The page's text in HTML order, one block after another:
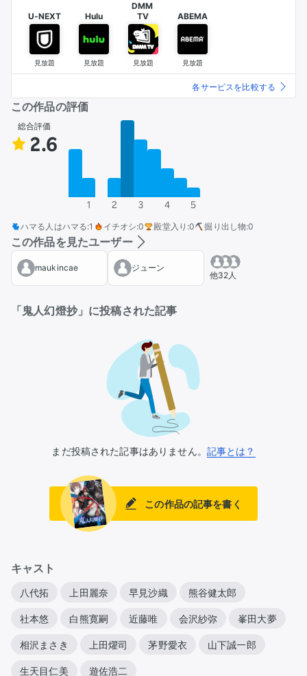
U-NEXT
見放題
Hulu
見放題
DMM
TV
見放題
ABEMA
見放題
各サービスを比較する
この作品の評価
総合評価
2.6
1 2 3 4 5
ハマる人はハマる:1 イチオシ:0 殿堂入り :0 掘り出し物:0
この作品を見たユーザー
maukincae ジューン
他32人
「鬼人幻燈抄」に投稿された記事
まだ投稿された記事はありません。 記事とは？
この作品の記事を書く
キャスト
八代拓 上田麗奈 早見沙織 熊谷健太郎
社本悠 白熊寛嗣 近藤唯 会沢紗弥 峯田大夢
相沢まさき 上田燿司 茅野愛衣 山下誠一郎
生天目仁美 遊佐浩二